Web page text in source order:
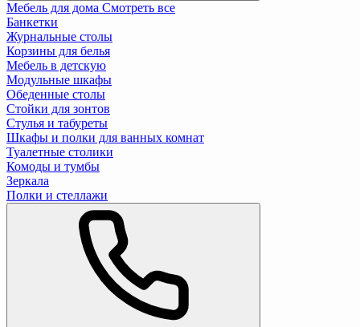
Мебель для дома Смотреть все
Банкетки
Журнальные столы
Корзины для белья
Мебель в детскую
Модульные шкафы
Обеденные столы
Стойки для зонтов
Стулья и табуреты
Шкафы и полки для ванных комнат
Туалетные столики
Комоды и тумбы
Зеркала
Полки и стеллажи